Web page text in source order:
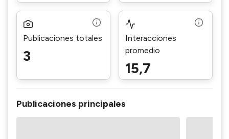
Publicaciones totales
3
Interacciones
promedio
15,7
Publicaciones principales